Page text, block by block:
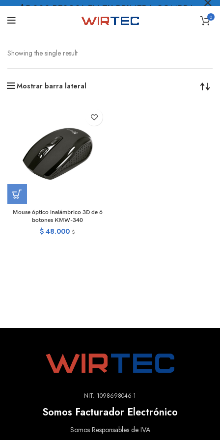
0
Showing the single result
Mostrar barra lateral
Mouse óptico inalámbrico 3D de 6
botones KMW-340
$ 48.000 $
NIT. 1098698046-1
Somos Facturador Electrónico
Somos Responsables de IVA
$5.000 PESOS* EN TU PRIMERA COMPRA